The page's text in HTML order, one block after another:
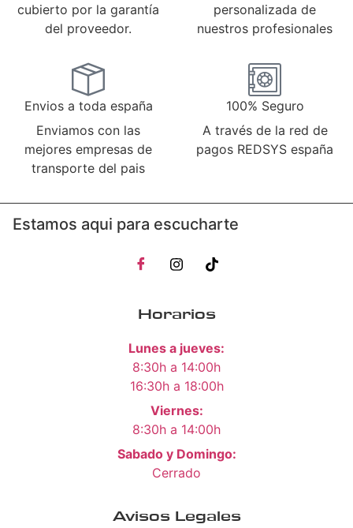
cubierto por la garantía
del proveedor.
personalizada de
nuestros profesionales
Envios a toda españa
Enviamos con las
mejores empresas de
transporte del pais
100% Seguro
A través de la red de
pagos REDSYS españa
Estamos aqui para escucharte
Horarios
Lunes a jueves:
8:30h a 14:00h
16:30h a 18:00h
Viernes:
8:30h a 14:00h
Sabado y Domingo:
Cerrado
Avisos Legales